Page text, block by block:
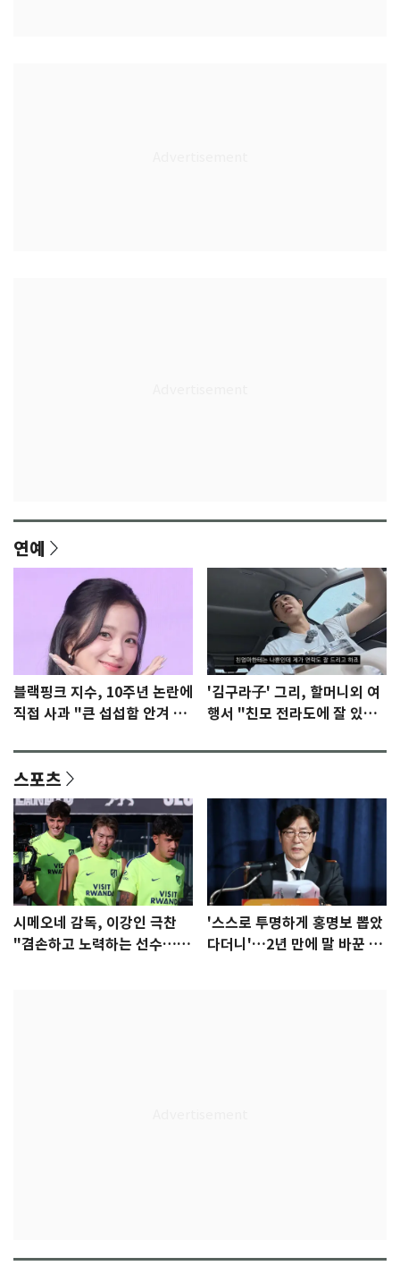
연예
블랙핑크 지수, 10주년 논란에
직접 사과 "큰 섭섭함 안겨 미
'김구라子' 그리, 할머니외 여
행서 "친모 전라도에 잘 있
스포츠
시메오네 감독, 이강인 극찬
"겸손하고 노력하는 선수…좋
'스스로 투명하게 홍명보 뽑았
다더니'…2년 만에 말 바꾼 이